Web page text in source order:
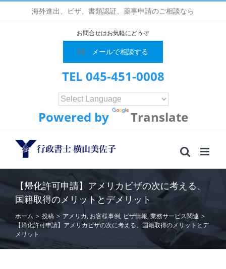
海外進出、ビザ、書類認証、薬事申請のご相談なら
お問合せはお気軽にどうぞ
メールで相談する
TEL 045-451-0008
Powered by Translate
【帰化許可申請】アメリカビザの次に考える、
国籍取得のメリットとデメリット
ホーム > 投稿 > アメリカ, お客様事例, ビザ情報, 業務サービス関連 >
【帰化許可申請】アメリカビザの次に考える、国籍取得のメリットとデ
メリット